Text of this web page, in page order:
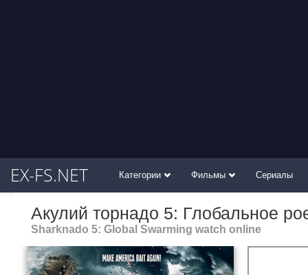
EX-FS.NET Категории Фильмы Сериалы
Акулий торнадо 5: Глобальное
Sharknado 5: Global Swarming watch online